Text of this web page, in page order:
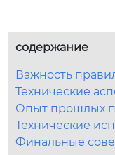
содержание
Важность
Технические
Опыт прошлых
Технические
Финальные